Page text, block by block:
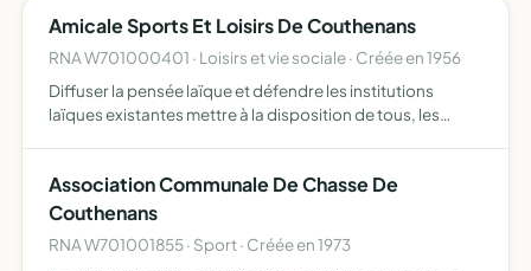
Amicale Sports Et Loisirs De Couthenans
RNA W701000401 · Loisirs et vie sociale · Créée en 1956
Diffuser la pensée laïque et défendre les institutions
laïques existantes mettre à la disposition de tous, les
sporti…
Association Communale De Chasse De
Couthenans
RNA W701001855 · Sport · Créée en 1973